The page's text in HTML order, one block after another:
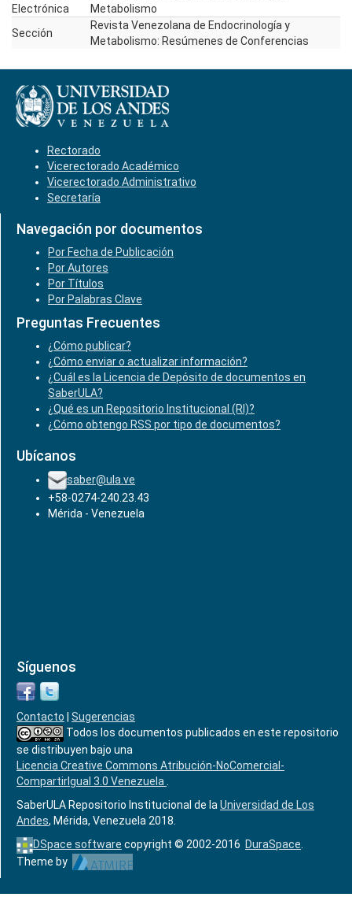
Electrónica
Metabolismo
Sección
Revista Venezolana de Endocrinología y
Metabolismo: Resúmenes de Conferencias
Rectorado
Vicerectorado Académico
Vicerectorado Administrativo
Secretaría
Navegación por documentos
Por Fecha de Publicación
Por Autores
Por Títulos
Por Palabras Clave
Preguntas Frecuentes
¿Cómo publicar?
¿Cómo enviar o actualizar información?
¿Cuál es la Licencia de Depósito de documentos en
SaberULA?
¿Qué es un Repositorio Institucional (RI)?
¿Cómo obtengo RSS por tipo de documentos?
Ubícanos
saber@ula.ve
+58-0274-240.23.43
Mérida - Venezuela
Síguenos
Contacto
Sugerencias
Todos los documentos publicados en este repositorio
se distribuyen bajo una
Licencia Creative Commons Atribución-NoComercial-
CompartirIgual 3.0 Venezuela
SaberULA Repositorio Institucional de la Universidad de Los
Andes, Mérida, Venezuela 2018.
DSpace software copyright © 2002-2016 DuraSpace
Theme by